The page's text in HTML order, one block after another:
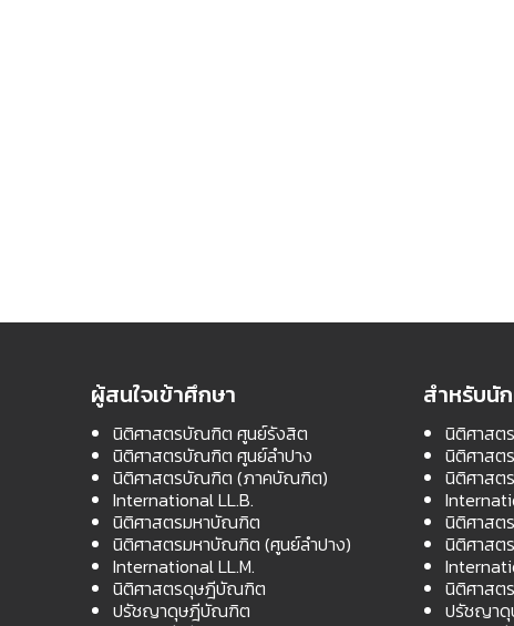
ผู้สนใจเข้าศึกษา
นิติศาสตรบัณฑิต ศูนย์รังสิต
นิติศาสตรบัณฑิต ศูนย์ลำปาง
นิติศาสตรบัณฑิต (ภาคบัณฑิต)
International LL.B.
นิติศาสตรมหาบัณฑิต
นิติศาสตรมหาบัณฑิต (ศูนย์ลำปาง)
International LL.M.
นิติศาสตรดุษฎีบัณฑิต
ปรัชญาดุษฎีบัณฑิต
สำหรับนั
นิติศาสต
นิติศาสต
นิติศาส
นิติศาสต
นิติศาสต
นิติศาส
ปรัชญา